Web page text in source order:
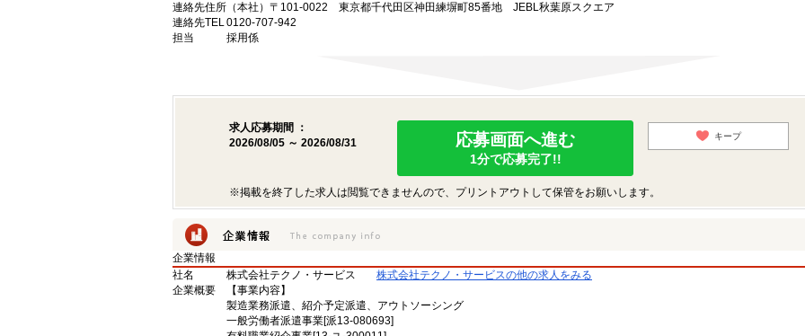
連絡先住所 （本社）〒101-0022 東京都千代田区神田練塀町85番地 JEBL秋葉原スクエア
連絡先TEL0120-707-942
担当
採用係
求人応募期間 ：
2026/08/05 ～ 2026/08/31
応募画面へ進む
1分で応募完了!!
キープ
※掲載を終了した求人は閲覧できませんので、プリントアウトして保管をお願いします。
企業情報
社名
株式会社テクノ・サービス
株式会社テクノ・サービスの他の求人をみる
企業概要
【事業内容】
製造業務派遣、紹介予定派遣、アウトソーシング
一般労働者派遣事業[派13-080693]